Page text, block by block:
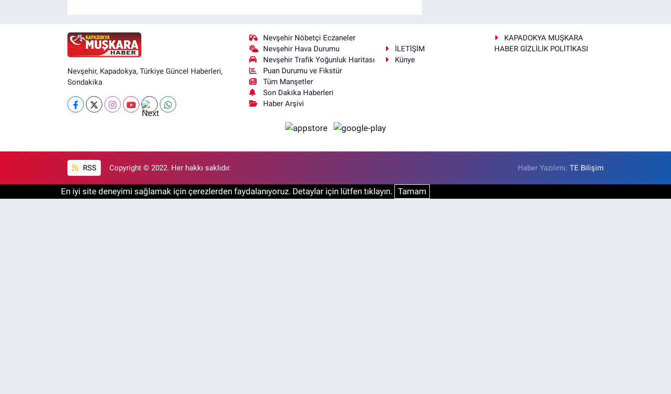
Nevşehir, Kapadokya, Türkiye Güncel Haberleri,
Sondakika
Nevşehir Nöbetçi Eczaneler
Nevşehir Hava Durumu
Nevşehir Trafik Yoğunluk Haritası
Puan Durumu ve Fikstür
Tüm Manşetler
Son Dakika Haberleri
Haber Arşivi
İLETİŞİM
KAPADOKYA MUŞKARA
HABER GİZLİLİK POLİTİKASI
Künye
RSS Copyright © 2022. Her hakkı saklıdır. Haber Yazılımı:TE Bilişim
En iyi site deneyimi sağlamak için çerezlerden faydalanıyoruz. Detaylar için lütfen tıklayın. Tamam